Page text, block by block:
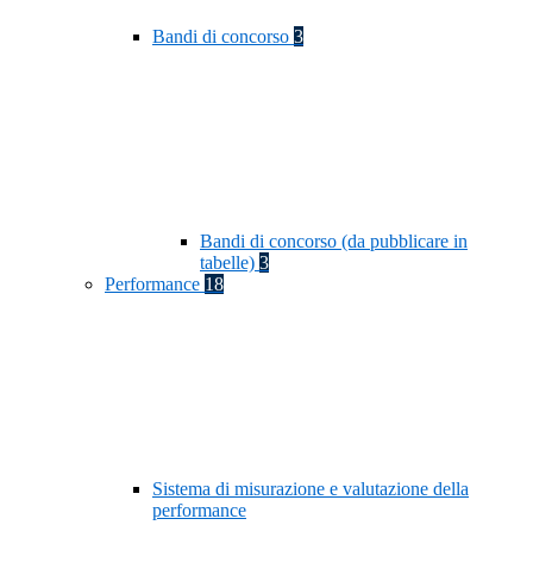
Bandi di concorso 3
Bandi di concorso (da pubblicare in
tabelle) 3
Performance 18
Sistema di misurazione e valutazione della
performance